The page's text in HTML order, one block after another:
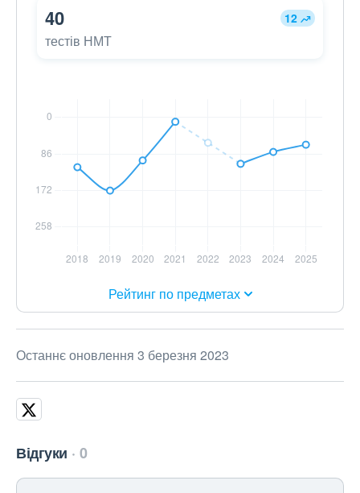
40 12
тестів НМТ
Рейтинг по предметах
Останнє оновлення 3 березня 2023
Відгуки 0